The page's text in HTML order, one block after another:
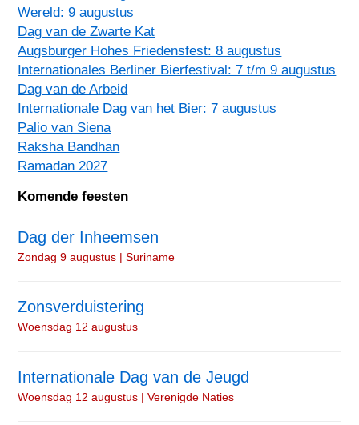
Wereld: 9 augustus
Dag van de Zwarte Kat
Augsburger Hohes Friedensfest: 8 augustus
Internationales Berliner Bierfestival: 7 t/m 9 augustus
Dag van de Arbeid
Internationale Dag van het Bier: 7 augustus
Palio van Siena
Raksha Bandhan
Ramadan 2027
Komende feesten
Dag der Inheemsen
Zondag 9 augustus | Suriname
Zonsverduistering
Woensdag 12 augustus
Internationale Dag van de Jeugd
Woensdag 12 augustus | Verenigde Naties